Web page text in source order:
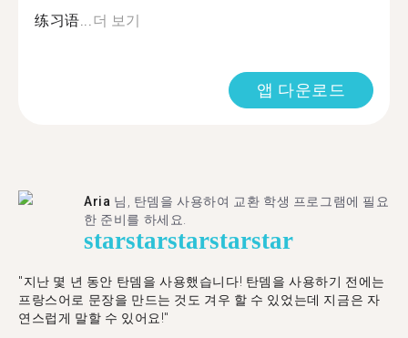
练习语...더 보기
앱 다운로드
Aria 님, 탄뎀을 사용하여 교환 학생 프로그램에 필요
한 준비를 하세요.
starstarstarstarstar
"​​지난 몇 년 동안 탄뎀을 사용했습니다! 탄뎀을 사용하기 전에는
프랑스어로 문장을 만드는 것도 겨우 할 수 있었는데 지금은 자
연스럽게 말할 수 있어요!"